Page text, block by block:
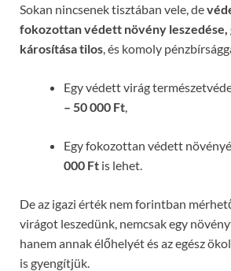
Sokan nincsenek tisztában vele, de
fokozottan védett növény leszedése,
károsítása tilos, és komoly
Egy védett virág
– 50 000 Ft,
Egy fokozottan védett
000 Ft is lehet.
De az igazi érték nem forintban
virágot leszedünk, nemcsak egy
hanem annak élőhelyét és az egész
is gyengítjük.